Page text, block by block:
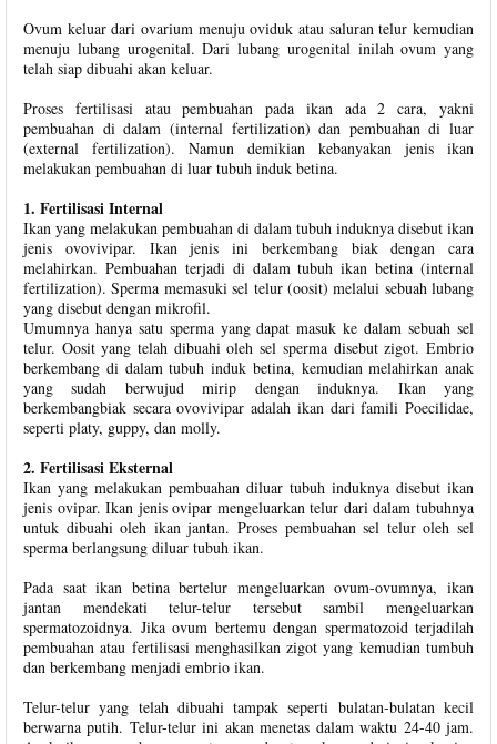
Ovum keluar dari ovarium menuju oviduk atau saluran telur kemudian
menuju lubang urogenital. Dari lubang urogenital inilah ovum yang
telah siap dibuahi akan keluar.
Proses fertilisasi atau pembuahan pada ikan ada 2 cara, yakni
pembuahan di dalam (internal fertilization) dan pembuahan di luar
(external fertilization). Namun demikian kebanyakan jenis ikan
melakukan pembuahan di luar tubuh induk betina.
1. Fertilisasi Internal
Ikan yang melakukan pembuahan di dalam tubuh induknya disebut ikan
jenis ovovivipar. Ikan jenis ini berkembang biak dengan cara
melahirkan. Pembuahan terjadi di dalam tubuh ikan betina (internal
fertilization). Sperma memasuki sel telur (oosit) melalui sebuah lubang
yang disebut dengan mikrofil.
Umumnya hanya satu sperma yang dapat masuk ke dalam sebuah sel
telur. Oosit yang telah dibuahi oleh sel sperma disebut zigot. Embrio
berkembang di dalam tubuh induk betina, kemudian melahirkan anak
yang sudah berwujud mirip dengan induknya. Ikan yang
berkembangbiak secara ovovivipar adalah ikan dari famili Poecilidae,
seperti platy, guppy, dan molly.
2. Fertilisasi Eksternal
Ikan yang melakukan pembuahan diluar tubuh induknya disebut ikan
jenis ovipar. Ikan jenis ovipar mengeluarkan telur dari dalam tubuhnya
untuk dibuahi oleh ikan jantan. Proses pembuahan sel telur oleh sel
sperma berlangsung diluar tubuh ikan.
Pada saat ikan betina bertelur mengeluarkan ovum-ovumnya, ikan
jantan mendekati telur-telur tersebut sambil mengeluarkan
spermatozoidnya. Jika ovum bertemu dengan spermatozoid terjadilah
pembuahan atau fertilisasi menghasilkan zigot yang kemudian tumbuh
dan berkembang menjadi embrio ikan.
Telur-telur yang telah dibuahi tampak seperti bulatan-bulatan kecil
berwarna putih. Telur-telur ini akan menetas dalam waktu 24-40 jam.